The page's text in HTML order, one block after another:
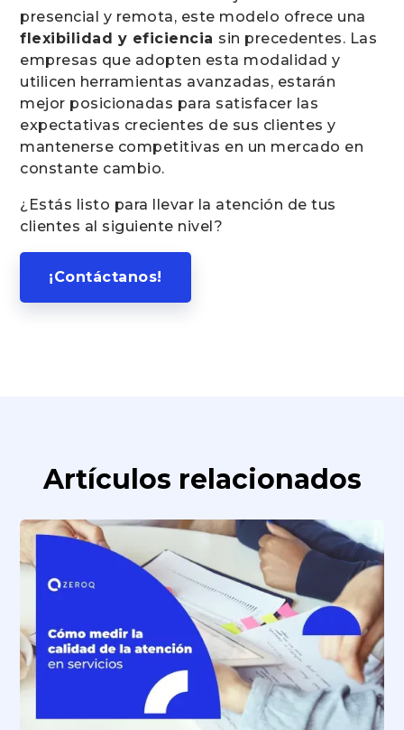
presencial y remota, este modelo ofrece una
flexibilidad y eficiencia sin precedentes. Las
empresas que adopten esta modalidad y
utilicen herramientas avanzadas, estarán
mejor posicionadas para satisfacer las
expectativas crecientes de sus clientes y
mantenerse competitivas en un mercado en
constante cambio.
¿Estás listo para llevar la atención de tus
clientes al siguiente nivel?
¡Contáctanos!
Artículos relacionados